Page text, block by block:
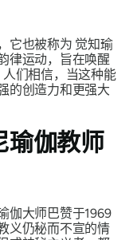
它也被称为 觉知瑜
律运动，旨在唤醒
人们相信，当这种能
的创造力和更强大
瑜伽教师
伽大师巴赞于1969
义仍秘而不宣的情